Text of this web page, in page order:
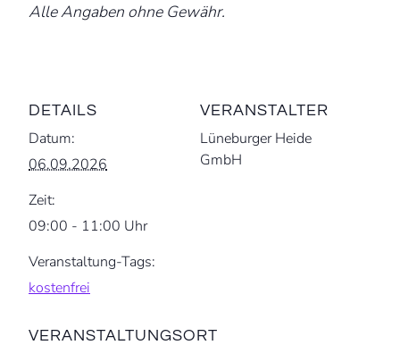
Alle Angaben ohne Gewähr.
DETAILS
Datum:
06.09.2026
Zeit:
09:00 - 11:00 Uhr
Veranstaltung-Tags:
kostenfrei
VERANSTALTUNGSORT
VERANSTALTER
Lüneburger Heide
GmbH